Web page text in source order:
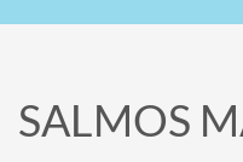
SALMOS